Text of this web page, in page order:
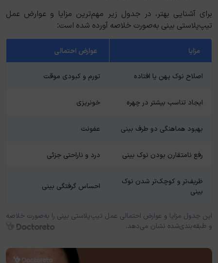
برای آشنایی بهتر، در جدول زیر مهم‌ترین مزایا و عوارض عمل
تیپ‌پلاستی بینی به‌صورت خلاصه آورده شده است:
مزایا عوارض احتمالی
اصلاح نوک پهن یا افتاده تورم و کبودی موقت
ایجاد تناسب بیشتر در چهره خونریزی
بهبود هماهنگی دو طرف بینی عفونت
رفع نامتقارن بودن نوک بینی درد و ناراحتی جزئی
ظریف‌تر و کوچک‌تر شدن نوک
بینی
احساس گرفتگی بینی
این جدول مزایا و عوارض احتمالی عمل تیپ‌پلاستی بینی را به‌صورت خلاصه
و طبقه‌بندی‌شده نشان می‌دهد.